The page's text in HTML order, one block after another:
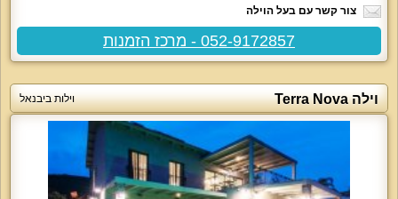
צור קשר עם בעל הוילה
052-9172857 - מרכז הזמנות
וילה Terra Nova וילות ביבנאל